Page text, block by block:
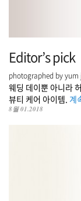
Editor’s pick
photographed by yum
웨딩 데이뿐 아니라
뷰티 케어 아이템. 계
8월 01.2018